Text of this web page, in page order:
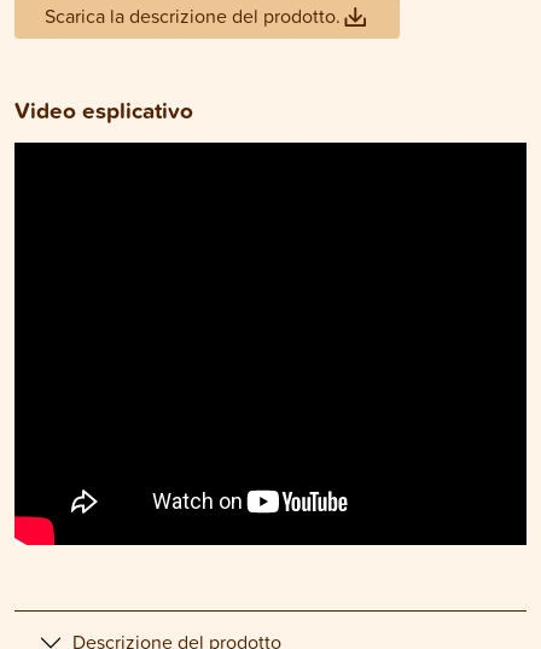
Scarica la descrizione del prodotto.
Video esplicativo
Descrizione del prodotto